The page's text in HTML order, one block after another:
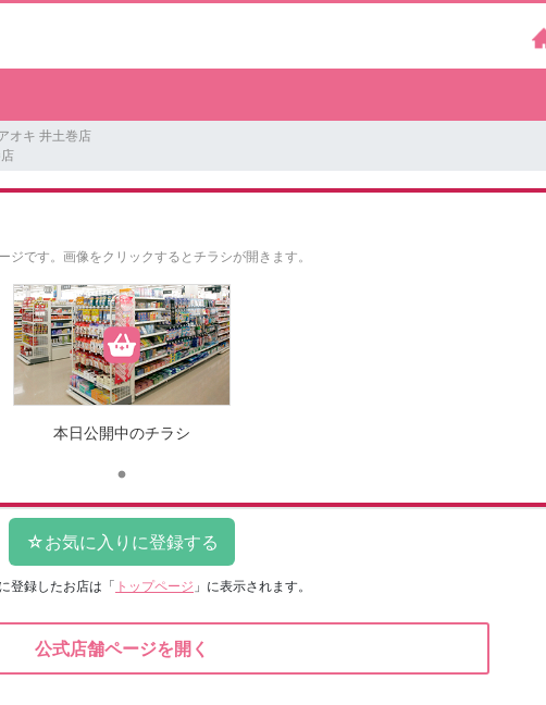
オキ 井土巻店
ジです。 画像をクリックするとチラシが開きます。
本日公開中のチラシ
登録したお店は 「 トップページ 」に表示されます。
公式店舗ページを開く